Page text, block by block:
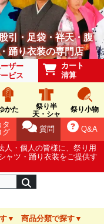
引・足袋・袢天・腹
踊り衣装の専門店
ザー
ビス
カート
清算
かた
祭り半
天・シャ
祭り小物
Q&A
質問
タ
グ
人・個人の皆様に、祭り用
ャツ・踊り衣装をご提供す
商品分類で探す